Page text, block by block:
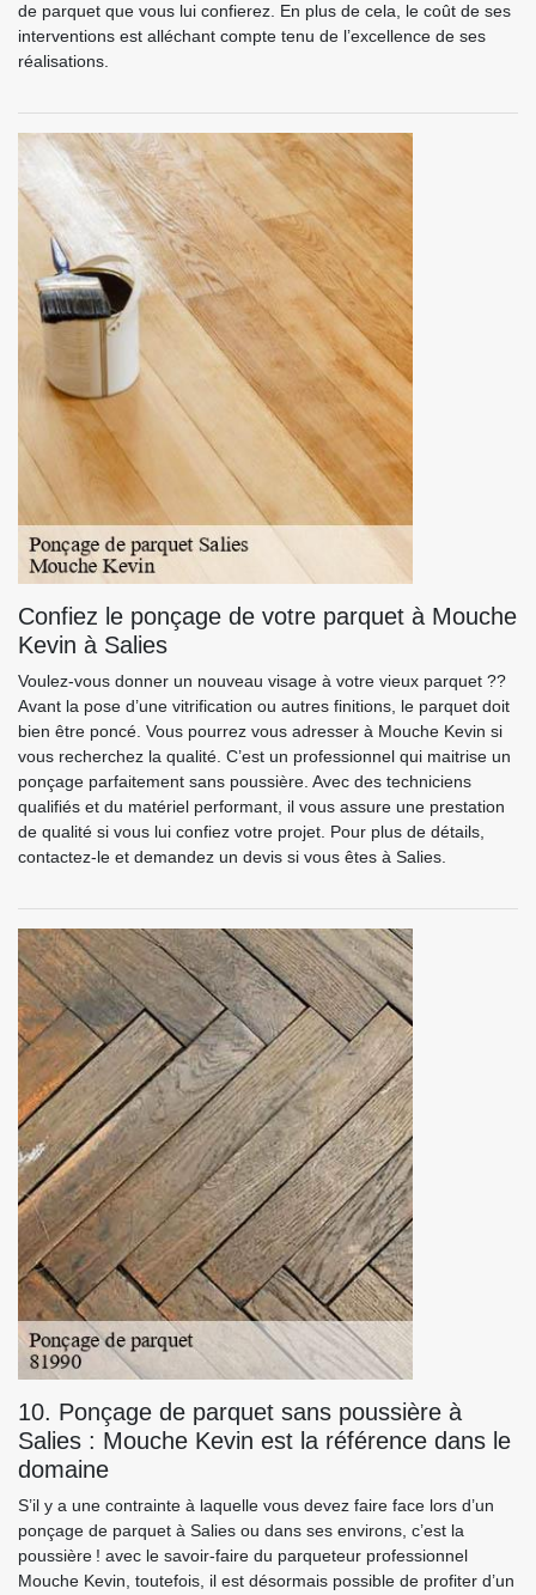
de parquet que vous lui confierez. En plus de cela, le coût de ses
interventions est alléchant compte tenu de l’excellence de ses
réalisations.
Confiez le ponçage de votre parquet à Mouche
Kevin à Salies
Voulez-vous donner un nouveau visage à votre vieux parquet ??
Avant la pose d’une vitrification ou autres finitions, le parquet doit
bien être poncé. Vous pourrez vous adresser à Mouche Kevin si
vous recherchez la qualité. C’est un professionnel qui maitrise un
ponçage parfaitement sans poussière. Avec des techniciens
qualifiés et du matériel performant, il vous assure une prestation
de qualité si vous lui confiez votre projet. Pour plus de détails,
contactez-le et demandez un devis si vous êtes à Salies.
10. Ponçage de parquet sans poussière à
Salies : Mouche Kevin est la référence dans le
domaine
S’il y a une contrainte à laquelle vous devez faire face lors d’un
ponçage de parquet à Salies ou dans ses environs, c’est la
poussière ! avec le savoir-faire du parqueteur professionnel
Mouche Kevin, toutefois, il est désormais possible de profiter d’un